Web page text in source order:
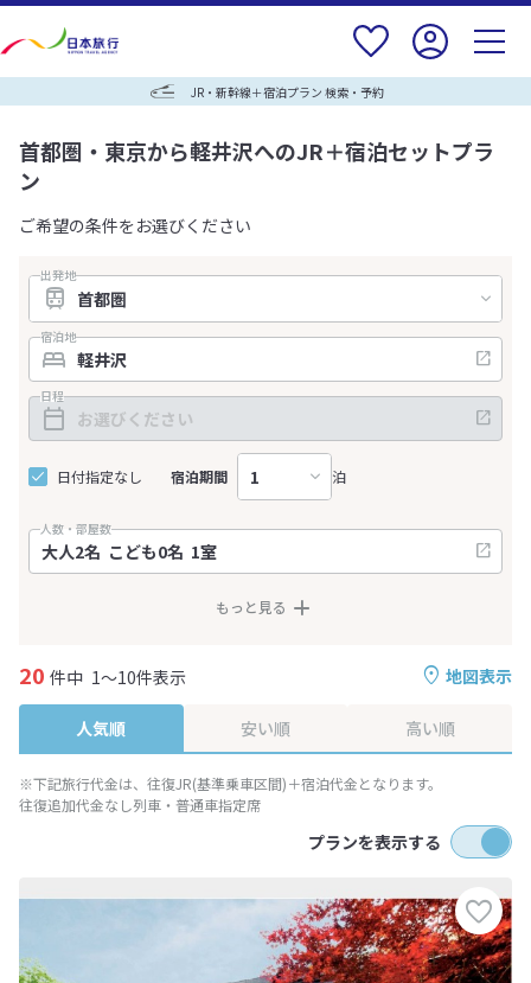
JR・新幹線＋宿泊プラン 検索・予約
首都圏・東京から軽井沢へのJR＋宿泊セットプラ
ン
ご希望の条件をお選びください
出発地
宿泊地
日程
日付指定なし 宿泊期間 泊
人数・部屋数
もっと見る
地図表示
20 件中 1～10件表示
人気順 安い順 高い順
※下記旅行代金は、往復JR(基準乗車区間)＋宿泊代金となります。
往復追加代金なし列車・普通車指定席
プランを表示する